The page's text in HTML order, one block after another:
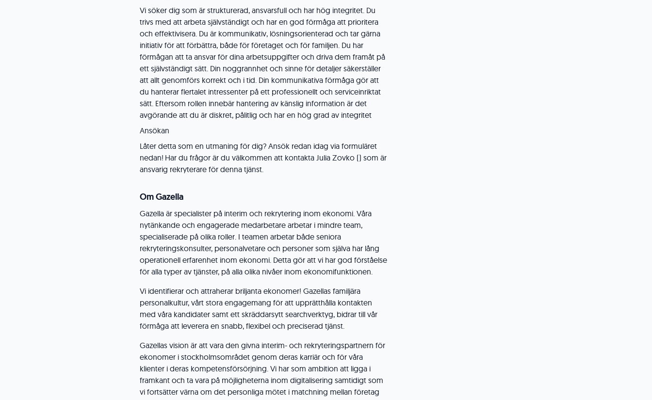
Vi söker dig som är strukturerad, ansvarsfull och har hög integritet. Du
trivs med att arbeta självständigt och har en god förmåga att prioritera
och effektivisera. Du är kommunikativ, lösningsorienterad och tar gärna
initiativ för att förbättra, både för företaget och för familjen. Du har
förmågan att ta ansvar för dina arbetsuppgifter och driva dem framåt på
ett självständigt sätt. Din noggrannhet och sinne för detaljer säkerställer
att allt genomförs korrekt och i tid. Din kommunikativa förmåga gör att
du hanterar flertalet intressenter på ett professionellt och serviceinriktat
sätt. Eftersom rollen innebär hantering av känslig information är det
avgörande att du är diskret, pålitlig och har en hög grad av integritet
Ansökan
Låter detta som en utmaning för dig? Ansök redan idag via formuläret
nedan! Har du frågor är du välkommen att kontakta Julia Zovko () som är
ansvarig rekryterare för denna tjänst.
Om Gazella
Gazella är specialister på interim och rekrytering inom ekonomi. Våra
nytänkande och engagerade medarbetare arbetar i mindre team,
specialiserade på olika roller. I teamen arbetar både seniora
rekryteringskonsulter, personalvetare och personer som själva har lång
operationell erfarenhet inom ekonomi. Detta gör att vi har god förståelse
för alla typer av tjänster, på alla olika nivåer inom ekonomifunktionen.
Vi identifierar och attraherar briljanta ekonomer! Gazellas familjära
personalkultur, vårt stora engagemang för att upprätthålla kontakten
med våra kandidater samt ett skräddarsytt searchverktyg, bidrar till vår
förmåga att leverera en snabb, flexibel och preciserad tjänst.
Gazellas vision är att vara den givna interim- och rekryteringspartnern för
ekonomer i stockholmsområdet genom deras karriär och för våra
klienter i deras kompetensförsörjning. Vi har som ambition att ligga i
framkant och ta vara på möjligheterna inom digitalisering samtidigt som
vi fortsätter värna om det personliga mötet i matchning mellan företag